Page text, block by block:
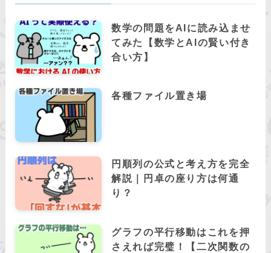
数学の問題をAIに読み込ませ
てみた【数学とAIの賢い付き
合い方】
各種ファイル置き場
円順列の公式と考え方を完全
解説｜円卓の座り方は何通
り？
グラフの平行移動はこれを押
さえれば完璧！【二次関数の